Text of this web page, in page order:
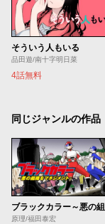
そういう人もいる
品田遊/南十字明日菜
4話無料
同じジャンルの作品
原理/福田泰宏